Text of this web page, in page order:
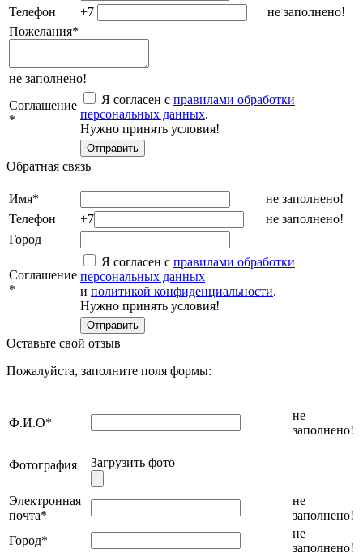
Телефон
+7
не заполнено!
Пожелания*
не заполнено!
Соглашение
*
Я согласен с правилами обработки
персональных данных.
Нужно принять условия!
Обратная связь
Имя*
не заполнено!
Телефон
+7
не заполнено!
Город
Соглашение
*
Я согласен с правилами обработки
персональных данных
и политикой конфиденциальности.
Нужно принять условия!
Оставьте свой отзыв
Пожалуйста, заполните поля формы:
Ф.И.О*
не
заполнено!
Фотография Загрузить фото
Электронная
почта*
не
заполнено!
Город*
не
заполнено!